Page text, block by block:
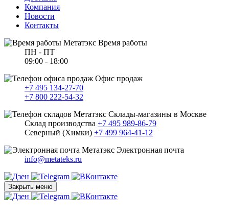
Компания
Новости
Контакты
Время работы
ПН - ПТ
09:00 - 18:00
Офис продаж
+7 495 134-27-70
+7 800 222-54-32
Склады-магазины в Москве
Склад производства +7 495 989-86-79
Северный (Химки) +7 499 964-41-12
Электронная почта
info@metateks.ru
Закрыть меню